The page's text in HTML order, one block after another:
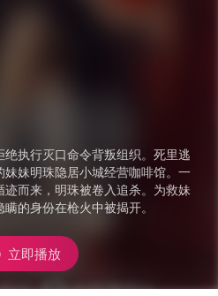
绝执行灭口命令背叛组织。死里逃
妹明珠隐居小城经营咖啡馆。一
而来，明珠被卷入追杀。为救妹
的身份在枪火中被揭开。
立即播放